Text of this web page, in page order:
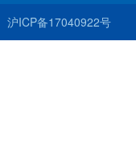
沪ICP备17040922号